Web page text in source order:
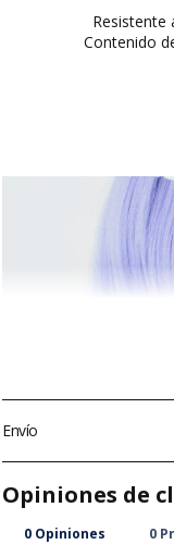
Contenido
Envío
¡Realizamos envíos a
✈️Envío estándar
Envío exprés